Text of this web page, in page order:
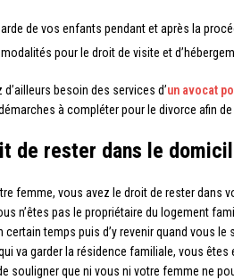
de vos enfants pendant et après la
modalités pour le droit de visite et
d’ailleurs besoin des services d’un avocat
à compléter pour le divorce afin
de rester dans le
femme, vous avez le droit de rester dans
n’êtes pas le propriétaire du logement
certain temps puis d’y revenir quand vous le
va garder la résidence familiale, vous êtes
souligner que ni vous ni votre femme ne